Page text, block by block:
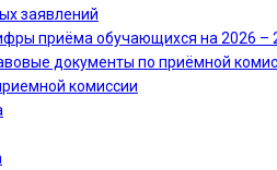
заявлений
приёма обучающихся на 2026 –
документы по приёмной
комиссии